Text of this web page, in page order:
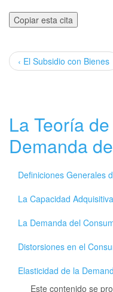
Copiar esta cita
‹ El Subsidio con Bienes
La Teoría
Demanda
Definiciones Generales
La Capacidad
La Demanda del
Distorsiones en el
Elasticidad de la
Este contenido se